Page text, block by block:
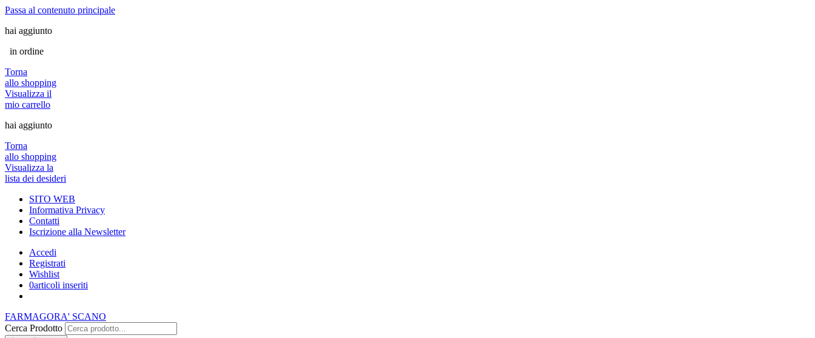
Passa al contenuto principale
hai aggiunto
in ordine
Torna
allo shopping
Visualizza il
mio carrello
hai aggiunto
Torna
allo shopping
Visualizza la
lista dei desideri
SITO WEB
Informativa Privacy
Contatti
Iscrizione alla Newsletter
Accedi
Registrati
Wishlist
0articoli inseriti
FARMAGORA' SCANO
Cerca Prodotto